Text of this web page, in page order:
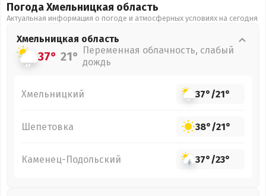
Погода Хмельницкая область
Актуальная информация о погоде и атмосферных условиях на сегодня
Хмельницкая область
37° 21° Переменная облачность, слабый
дождь
Хмельницкий 37°/21°
Шепетовка 38°/21°
Каменец-Подольский 37°/23°